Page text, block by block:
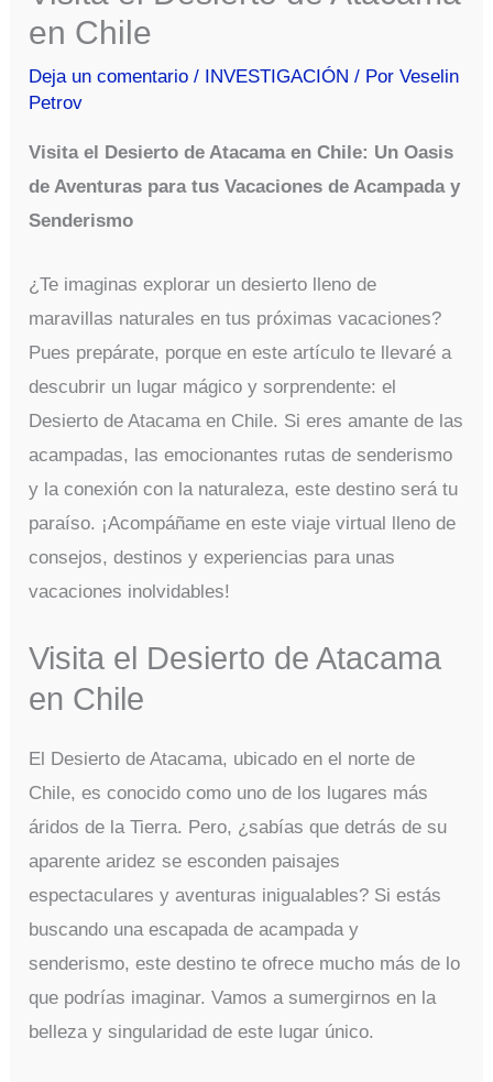
en Chile
Deja un comentario / INVESTIGACIÓN / PorVeselin
Petrov
Visita el Desierto de Atacama en Chile: Un Oasis
de Aventuras para tus Vacaciones de Acampada y
Senderismo
¿Te imaginas explorar un desierto lleno de
maravillas naturales en tus próximas vacaciones?
Pues prepárate, porque en este artículo te llevaré a
descubrir un lugar mágico y sorprendente: el
Desierto de Atacama en Chile. Si eres amante de las
acampadas, las emocionantes rutas de senderismo
y la conexión con la naturaleza, este destino será tu
paraíso. ¡Acompáñame en este viaje virtual lleno de
consejos, destinos y experiencias para unas
vacaciones inolvidables!
Visita el Desierto de Atacama
en Chile
El Desierto de Atacama, ubicado en el norte de
Chile, es conocido como uno de los lugares más
áridos de la Tierra. Pero, ¿sabías que detrás de su
aparente aridez se esconden paisajes
espectaculares y aventuras inigualables? Si estás
buscando una escapada de acampada y
senderismo, este destino te ofrece mucho más de lo
que podrías imaginar. Vamos a sumergirnos en la
belleza y singularidad de este lugar único.